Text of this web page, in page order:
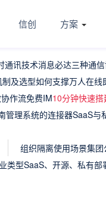
信创 方案
通讯技术消息必达三种通
及选型如何支撑万人在线
作流免费IM10分钟快速
管理系统的连接器SaaS与
组织隔离使用场景集团
类型SaaS、开源、私有部